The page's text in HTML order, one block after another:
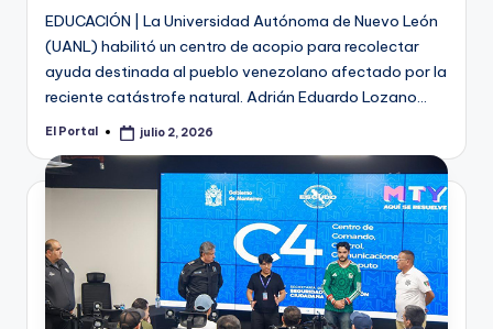
EDUCACIÓN | La Universidad Autónoma de Nuevo León
(UANL) habilitó un centro de acopio para recolectar
ayuda destinada al pueblo venezolano afectado por la
reciente catástrofe natural. Adrián Eduardo Lozano…
Publicado
El Portal julio 2, 2026